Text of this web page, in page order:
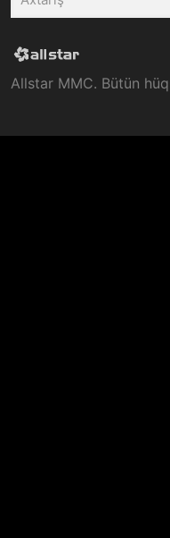
Allstar MMC. Bütün